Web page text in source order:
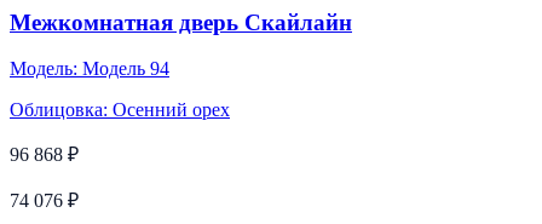
Межкомнатная дверь Скайлайн
Модель: Модель 94
Облицовка: Осенний орех
96 868 ₽
74 076 ₽